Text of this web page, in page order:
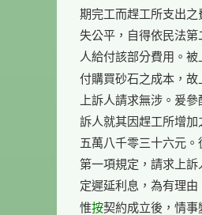
期完工而趕工所支出
失公平，自得依民法
人給付該部分費用。
付購買砂石之成本，
上訴人請求無涉。爰
訴人就其因趕工所增
五萬八千零三十六元
第一項規定，請求上
定遲延利息，為有理由
惟按契約成立後，情事